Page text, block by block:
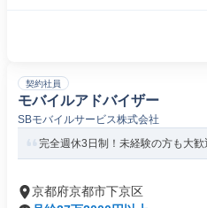
契約社員
モバイルアドバイザー
SBモバイルサービス株式会社
完全週休3日制！未経験の方も大
京都府京都市下京区